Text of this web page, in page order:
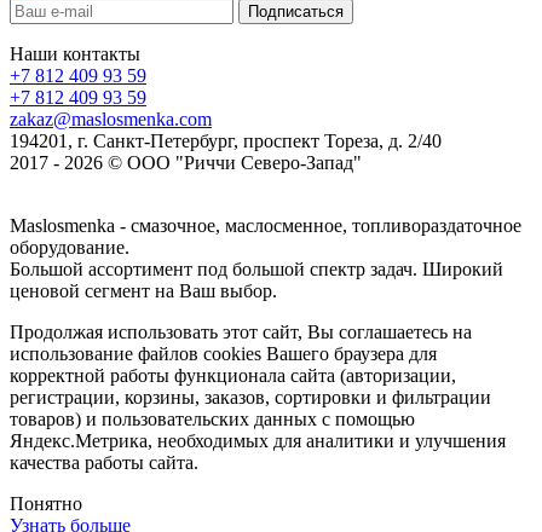
Наши контакты
+7 812 409 93 59
+7 812 409 93 59
zakaz@maslosmenka.com
194201, г. Санкт-Петербург, проспект Тореза, д. 2/40
2017 - 2026 © ООО "Риччи Северо-Запад"
Maslosmenka - смазочное, маслосменное, топливораздаточное
оборудование.
Большой ассортимент под большой спектр задач. Широкий
ценовой сегмент на Ваш выбор.
Продолжая использовать этот сайт, Вы соглашаетесь на
использование файлов cookies Вашего браузера для
корректной работы функционала сайта (авторизации,
регистрации, корзины, заказов, сортировки и фильтрации
товаров) и пользовательских данных с помощью
Яндекс.Метрика, необходимых для аналитики и улучшения
качества работы сайта.
Понятно
Узнать больше